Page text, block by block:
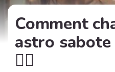
Comment
astro
🏴‍☠️